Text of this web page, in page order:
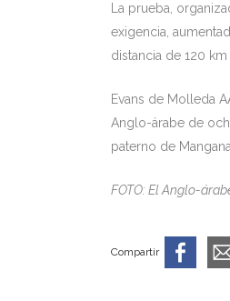
La prueba,
exigencia,
distancia de 120
Evans de Molleda
Anglo-árabe de
paterno de
FOTO: El Anglo-
Compartir